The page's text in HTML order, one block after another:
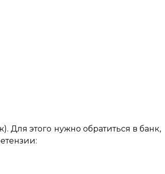
Для этого нужно обратиться в банк,